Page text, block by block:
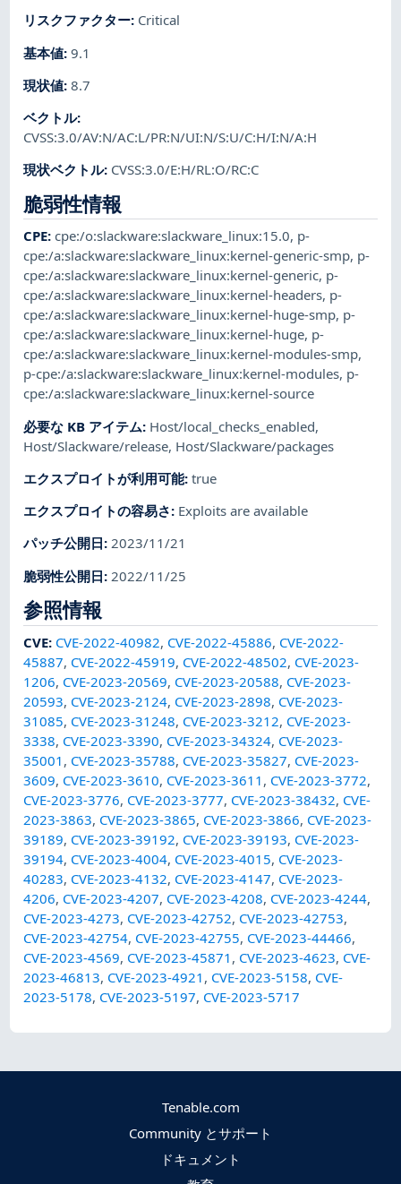
リスクファクター: Critical
基本値:9.1
現状値:8.7
ベクトル:
CVSS:3.0/AV:N/AC:L/PR:N/UI:N/S:U/C:H/I:N/A:H
現状ベクトル: CVSS:3.0/E:H/RL:O/RC:C
脆弱性情報
CPE:cpe:/o:slackware:slackware_linux:15.0, p-
cpe:/a:slackware:slackware_linux:kernel-generic-smp, p-
cpe:/a:slackware:slackware_linux:kernel-generic, p-
cpe:/a:slackware:slackware_linux:kernel-headers, p-
cpe:/a:slackware:slackware_linux:kernel-huge-smp, p-
cpe:/a:slackware:slackware_linux:kernel-huge, p-
cpe:/a:slackware:slackware_linux:kernel-modules-smp,
p-cpe:/a:slackware:slackware_linux:kernel-modules, p-
cpe:/a:slackware:slackware_linux:kernel-source
必要な KB アイテム: Host/local_checks_enabled,
Host/Slackware/release, Host/Slackware/packages
エクスプロイトが利用可能:true
エクスプロイトの容易さ: Exploits are available
パッチ公開日:2023/11/21
脆弱性公開日: 2022/11/25
参照情報
CVE: CVE-2022-40982, CVE-2022-45886, CVE-2022-
45887, CVE-2022-45919, CVE-2022-48502, CVE-2023-
1206, CVE-2023-20569, CVE-2023-20588, CVE-2023-
20593, CVE-2023-2124, CVE-2023-2898, CVE-2023-
31085, CVE-2023-31248, CVE-2023-3212, CVE-2023-
3338, CVE-2023-3390, CVE-2023-34324, CVE-2023-
35001 , CVE-2023-35788, CVE-2023-35827, CVE-2023-
3609, CVE-2023-3610, CVE-2023-3611 , CVE-2023-3772,
CVE-2023-3776, CVE-2023-3777, CVE-2023-38432, CVE-
2023-3863, CVE-2023-3865, CVE-2023-3866, CVE-2023-
39189, CVE-2023-39192, CVE-2023-39193, CVE-2023-
39194, CVE-2023-4004, CVE-2023-4015, CVE-2023-
40283, CVE-2023-4132, CVE-2023-4147, CVE-2023-
4206, CVE-2023-4207, CVE-2023-4208, CVE-2023-4244,
CVE-2023-4273, CVE-2023-42752, CVE-2023-42753,
CVE-2023-42754, CVE-2023-42755, CVE-2023-44466,
CVE-2023-4569, CVE-2023-45871 , CVE-2023-4623, CVE-
2023-46813, CVE-2023-4921 , CVE-2023-5158, CVE-
2023-5178, CVE-2023-5197, CVE-2023-5717
Tenable.com
Community とサポート
ドキュメント